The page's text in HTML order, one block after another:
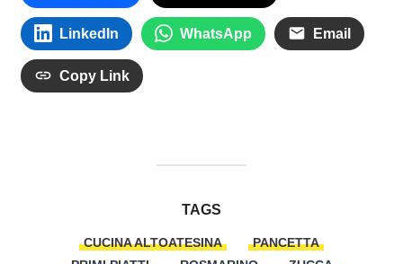
LinkedIn WhatsApp Email
Copy Link
TAGS
CUCINA ALTOATESINA
PANCETTA